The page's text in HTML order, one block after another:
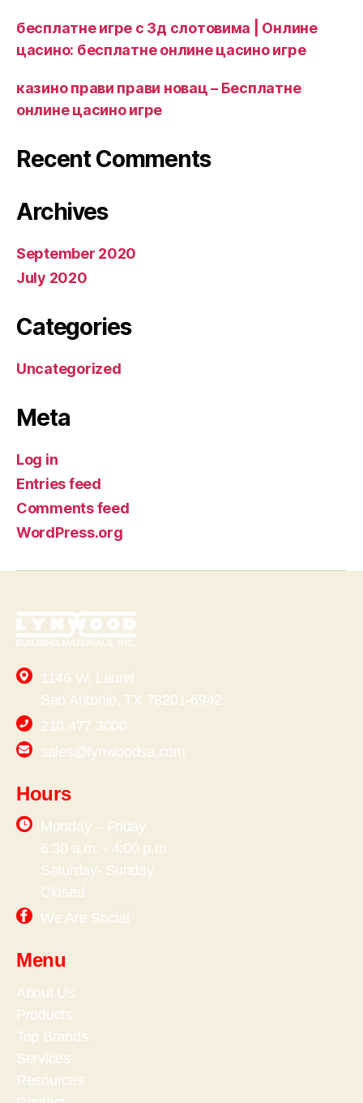
бесплатне игре с 3д слотовима | Онлине
цасино: бесплатне онлине цасино игре
казино прави прави новац – Бесплатне
онлине цасино игре
Recent Comments
Archives
September 2020
July 2020
Categories
Uncategorized
Meta
Log in
Entries feed
Comments feed
WordPress.org
1146 W. Laurel
San Antonio, TX 78201-6942
210.477.3000
sales@lynwoodsa.com
Hours
Monday – Friday
6:30 a.m. - 4:00 p.m
Saturday- Sunday
Closed
We Are Social
Menu
About Us
Products
Top Brands
Services
Resources